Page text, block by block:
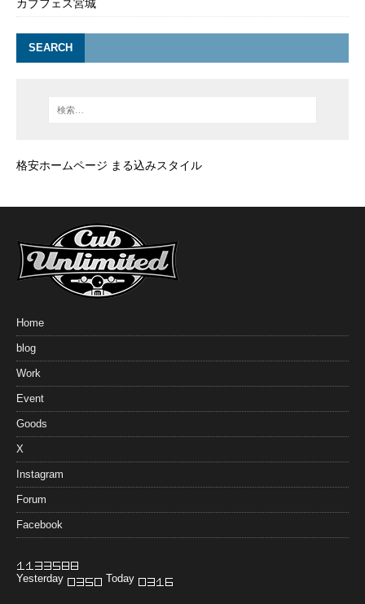
カブフェス宮城
SEARCH
格安ホームページ まる込みスタイル
Home
blog
Work
Event
Goods
X
Instagram
Forum
Facebook
Yesterday Today